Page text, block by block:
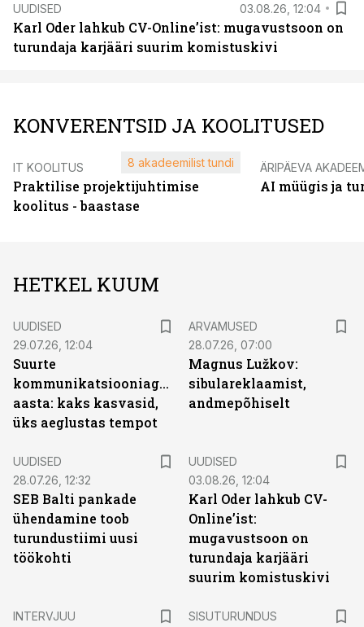
UUDISED 03.08.26, 12:04
Karl Oder lahkub CV-Online’ist: mugavustsoon on
turundaja karjääri suurim komistuskivi
KONVERENTSID JA KOOLITUSED
IT KOOLITUS
Praktilise projektijuhtimise
koolitus - baastase
8 akadeemilist tundi ÄRIPÄEVA
AI müügis ja
HETKEL KUUM
UUDISED
29.07.26, 12:04
Suurte
kommunikatsiooniagentuuride
aasta: kaks kasvasid,
üks aeglustas tempot
ARVAMUSED
28.07.26, 07:00
Magnus Lužkov:
sibulareklaamist,
andmepõhiselt
UUDISED
28.07.26, 12:32
SEB Balti pankade
ühendamine toob
turundustiimi uusi
töökohti
UUDISED
03.08.26, 12:04
Karl Oder lahkub CV-
Online’ist:
mugavustsoon on
turundaja karjääri
suurim komistuskivi
INTERVJUU
SISUTURUNDUS